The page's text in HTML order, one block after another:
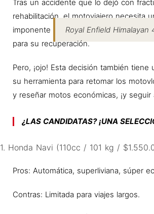
Tras un accidente que lo dejó con
rehabilitación, el motoviajero necesita
imponente
Royal Enfield Himalayan
para su recuperación.
Pero, ¡ojo! Esta decisión también
su herramienta para retomar los
y reseñar motos económicas, ¡y
¿LAS CANDIDATAS? ¡UNA
1. Honda Navi (110cc / 101 kg /
Pros: Automática, superliviana, súper
Contras: Limitada para viajes largos.